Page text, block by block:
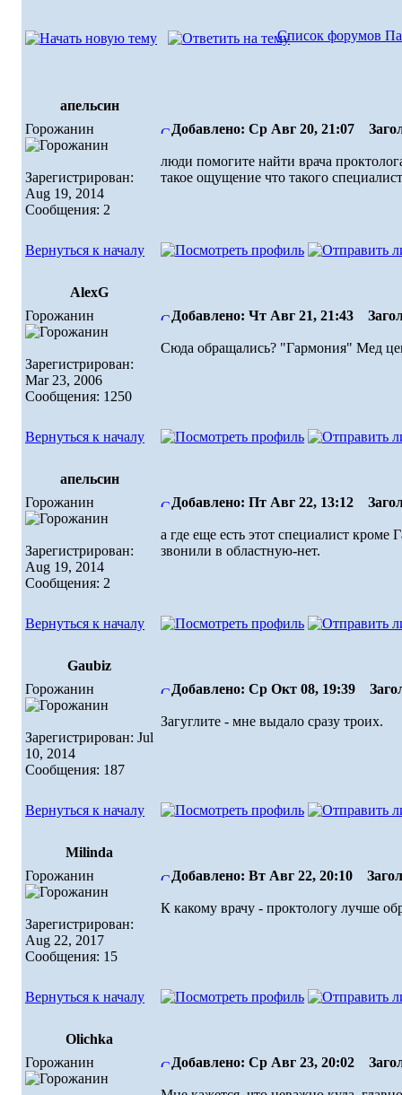
Список форумов
апельсин
Горожанин
Зарегистрирован:
Aug 19, 2014
Сообщения: 2
Добавлено: Ср Авг 20, 21:07
люди помогите найти врача
такое ощущение что такого
Вернуться к началу
AlexG
Горожанин
Зарегистрирован:
Mar 23, 2006
Сообщения: 1250
Добавлено: Чт Авг 21, 21:43
Сюда обращались? "Гармония" Мед
Вернуться к началу
апельсин
Горожанин
Зарегистрирован:
Aug 19, 2014
Сообщения: 2
Добавлено: Пт Авг 22, 13:12
а где еще есть этот специалист кроме
звонили в областную-нет.
Вернуться к началу
Gaubiz
Горожанин
Зарегистрирован: Jul
10, 2014
Сообщения: 187
Добавлено: Ср Окт 08, 19:39
Загуглите - мне выдало сразу троих.
Вернуться к началу
Milinda
Горожанин
Зарегистрирован:
Aug 22, 2017
Сообщения: 15
Добавлено: Вт Авг 22, 20:10
К какому врачу - проктологу лучше
Вернуться к началу
Olichka
Горожанин
Добавлено: Ср Авг 23, 20:02